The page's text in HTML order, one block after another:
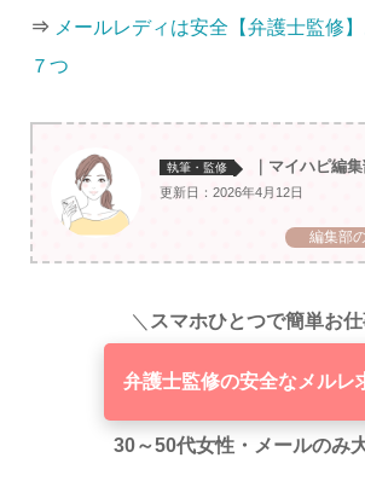
⇒ メールレディは安全【弁護士監修
７つ
執筆・監修 ｜マイハピ編
更新日：2026年4月12日
編集部
＼ スマホひとつで簡単お仕
弁護士監修の安全なメルレ
30～50代女性・メールのみ